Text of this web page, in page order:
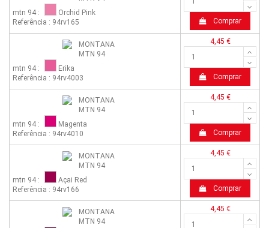
mtn 94 :
Orchid Pink
Referência : 94rv165
Comprar
mtn 94 :
Erika
Referência : 94rv4003
4,45 €
Comprar
mtn 94 :
Magenta
Referência : 94rv4010
4,45 €
Comprar
mtn 94 :
Açai Red
Referência : 94rv166
4,45 €
Comprar
4,45 €